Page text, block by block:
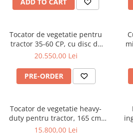
Tocator de vegetatie pentru
tractor 35-60 CP, cu disc de
cosire lateral cu palpator, 155
Graecus ATK155-H
20.550,00 Lei
PRE-ORDER
Tocator de vegetatie heavy-
duty pentru tractor, 165 cm,
conectare cardan tractor,
15.800,00 Lei